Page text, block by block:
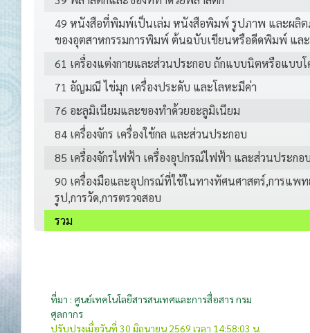
49 หนังสือที่พิมพ์เป็นเล่ม หนังสือพิมพ์ รูปภาพ และผลิ
ของอุตสาหกรรมการพิมพ์ ต้นฉบับเขียนหรือดีดพิมพ์ แล
61 เครื่องแต่งกายและส่วนประกอบ ถักแบบนิตหรือแบบโ
71 อัญมณี ไข่มุก เครื่องประดับ และโลหะมีค่า
76 อะลูมิเนียมและของทำด้วยอะลูมิเนียม
84 เครื่องจักร เครื่องใช้กล และส่วนประกอบ
85 เครื่องจักรไฟฟ้า เครื่องอุปกรณ์ไฟฟ้า และส่วนประกอ
90 เครื่องมือและอุปกรณ์ที่ใช้ในทางทัศนศาสตร์,การแพท
รูป,การวัด,การตรวจสอบ
รวม
ที่มา : ศูนย์เทคโนโลยีสารสนเทศและการสื่อสาร กรม
ศุลกากร
ปรับปรุงเมื่อวันที่ 30 มิถุนายน 2569 เวลา 14:58:03 น.